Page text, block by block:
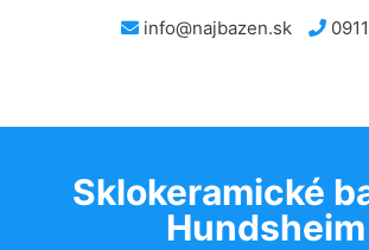
info@najbazen.sk
Sklokeramické
Hundsheim